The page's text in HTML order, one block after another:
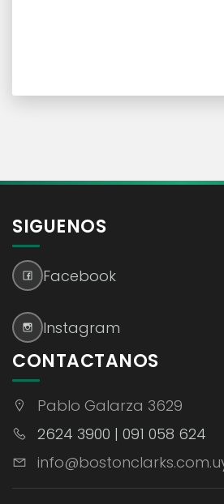
SIGUENOS
Facebook
Instagram
CONTACTANOS
Pablo Galarza 3629
2624 3900 | 091 058 624